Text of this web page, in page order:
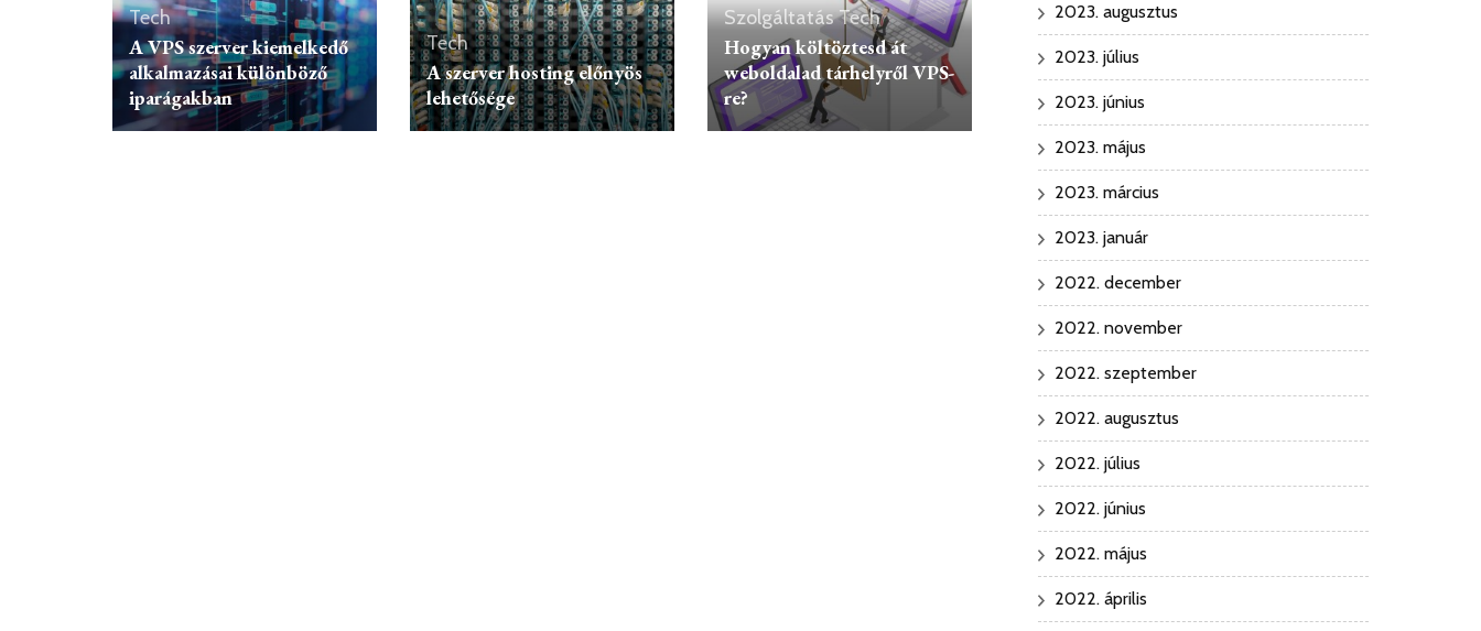
Tech
A VPS szerver kiemelkedő
alkalmazásai különböző
iparágakban
Tech
A szerver hosting előnyös
lehetősége
SzolgáltatásTech
Hogyan költöztesd át
weboldalad tárhelyről VPS-
re?
2023. augusztus
2023. július
2023. június
2023. május
2023. március
2023. január
2022. december
2022. november
2022. szeptember
2022. augusztus
2022. július
2022. június
2022. május
2022. április